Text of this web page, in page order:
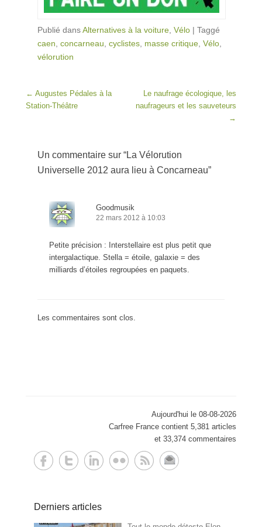
Publié dansAlternatives à la voiture Vélo | Taggé
caen concarneau cyclistes masse critique Vélo
vélorution
Post navigation
← Augustes Pédales à la
Station-Théâtre
Le naufrage écologique, les
naufrageurs et les sauveteurs
→
Un commentaire sur “La Vélorution
Universelle 2012 aura lieu à Concarneau”
Goodmusik
22 mars 2012 à 10:03
Petite précision : Interstellaire est plus petit que
intergalactique. Stella = étoile, galaxie = des
milliards d’étoiles regroupées en paquets.
Les commentaires sont clos.
Aujourd'hui le 08-08-2026
Carfree France contient 5,381 articles
et 33,374 commentaires
Derniers articles